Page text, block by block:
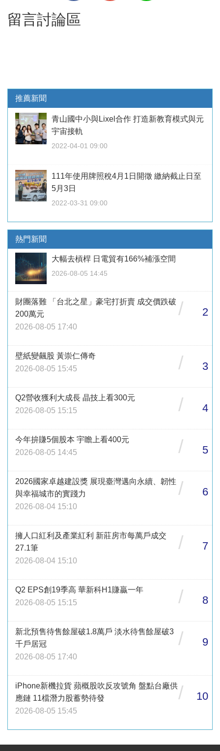
留言討論區
推薦新聞
青山國中小與Lixel合作 打造新教育模式與元
宇宙接軌
2022-04-01 09:00
111年使用牌照稅4月1日開徵 繳納截止日至
5月3日
2022-03-31 09:00
熱門新聞
大幅去槓桿 日電貿有166%補漲空間
2026-08-05 14:45
財團落難 「台北之星」豪宅打折賣 成交價跌破
200萬元
2026-08-05 17:40
/ 2
壁紙變飆股 黃崇仁傳奇
2026-08-05 15:45
/ 3
Q2營收獲利大成長 晶技上看300元
2026-08-05 15:15
/ 4
今年拚賺5個股本 宇瞻上看400元
2026-08-05 14:45
/ 5
2026國家卓越建設獎 展現臺灣邁向永續、韌性
與幸福城市的實踐力
2026-08-04 15:10
/ 6
擁人口紅利及產業紅利 新莊房市每萬戶成交
27.1筆
2026-08-04 15:10
/ 7
Q2 EPS創19季高 華新科H1賺贏一年
2026-08-05 15:15
/ 8
新北預售待售餘屋破1.8萬戶 淡水待售餘屋破3
千戶居冠
2026-08-05 17:40
/ 9
iPhone新機拉貨 蘋概股吹反攻號角 盤點台廠供
應鏈 11檔潛力股蓄勢待發
2026-08-05 15:45
/ 10